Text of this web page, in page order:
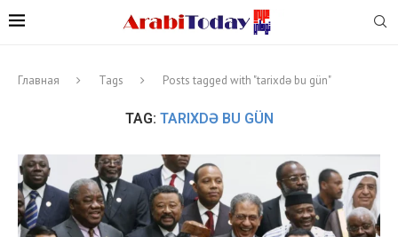
Главная Tags Posts tagged with "tarixdə bu gün"
TAG: TARIXDƏ BU GÜN